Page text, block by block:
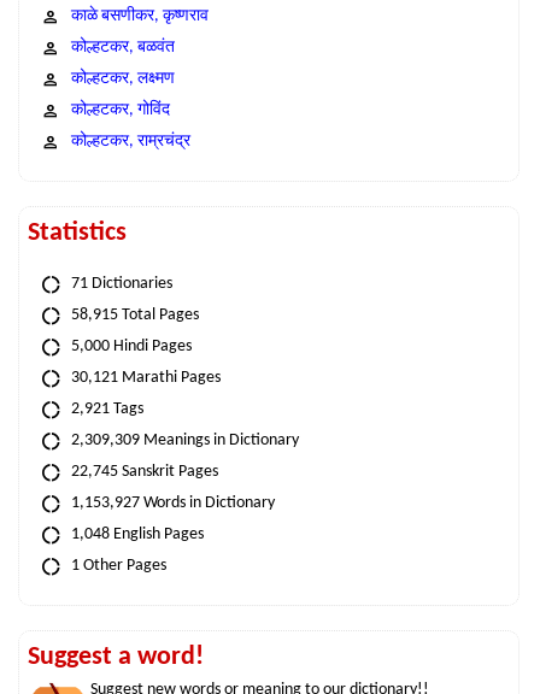
काळे बसणीकर, कृष्णराव
कोल्हटकर, बळवंत
कोल्हटकर, लक्ष्मण
कोल्हटकर, गोविंद
कोल्हटकर, राम्रचंद्र
Statistics
71 Dictionaries
58,915 Total Pages
5,000 Hindi Pages
30,121 Marathi Pages
2,921 Tags
2,309,309 Meanings in Dictionary
22,745 Sanskrit Pages
1,153,927 Words in Dictionary
1,048 English Pages
1 Other Pages
Suggest a word!
Suggest new words or meaning to our dictionary!!